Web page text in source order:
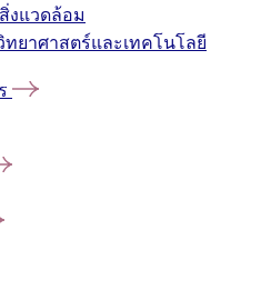
งแวดล้อม
ทยาศาสตร์และเทคโนโลยี